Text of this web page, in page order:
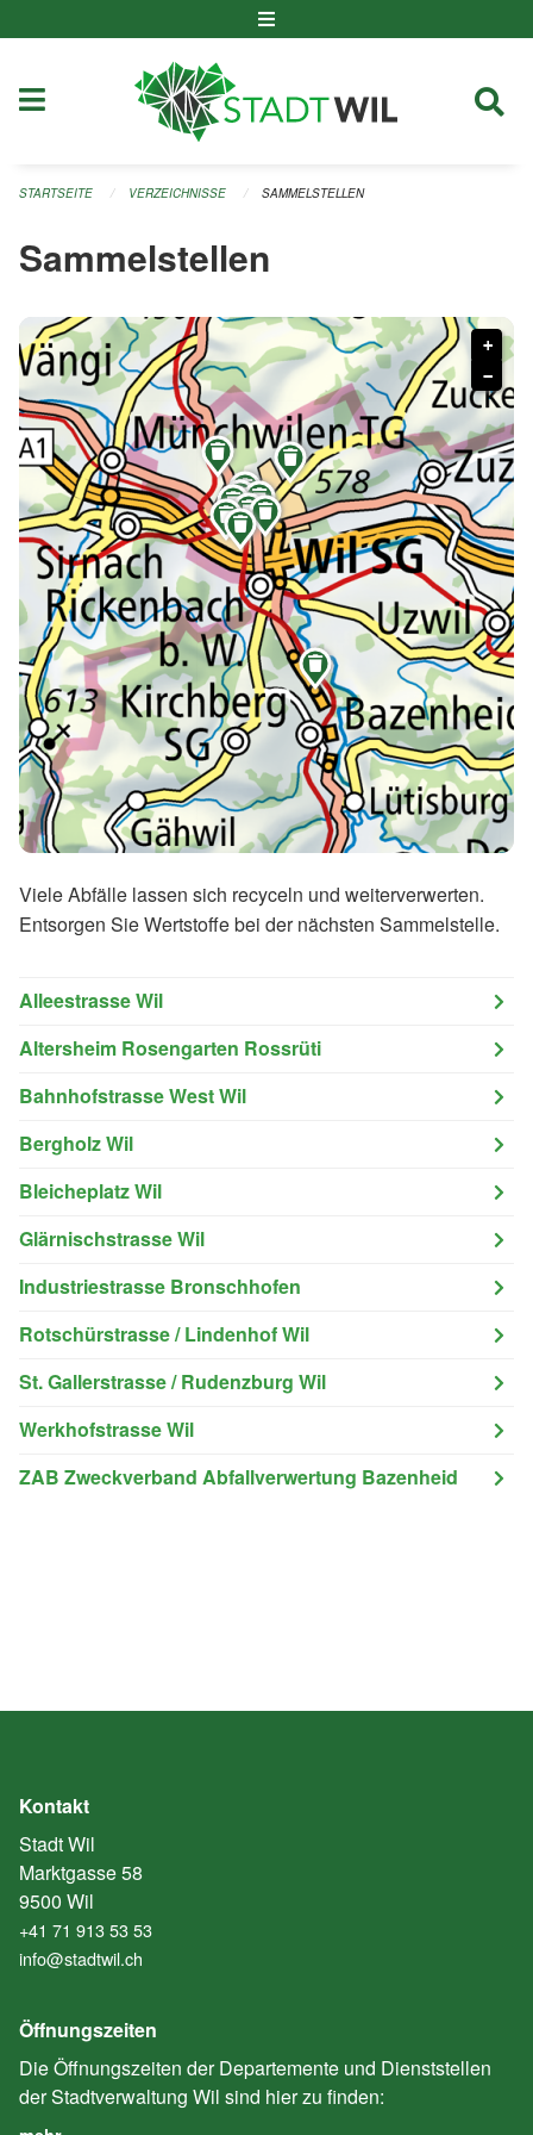
STARTSEITE VERZEICHNISSE SAMMELSTELLEN
Sammelstellen











+
−
Viele Abfälle lassen sich recyceln und weiterverwerten.
Entsorgen Sie Wertstoffe bei der nächsten Sammelstelle.
Alleestrasse Wil
Altersheim Rosengarten Rossrüti
Bahnhofstrasse West Wil
Bergholz Wil
Bleicheplatz Wil
Glärnischstrasse Wil
Industriestrasse Bronschhofen
Rotschürstrasse / Lindenhof Wil
St. Gallerstrasse / Rudenzburg Wil
Werkhofstrasse Wil
ZAB Zweckverband Abfallverwertung Bazenheid
Kontakt
Stadt Wil
Marktgasse 58
9500 Wil
+41 71 913 53 53
info@stadtwil.ch
Öffnungszeiten
Die Öffnungszeiten der Departemente und Dienststellen
der Stadtverwaltung Wil sind hier zu finden: